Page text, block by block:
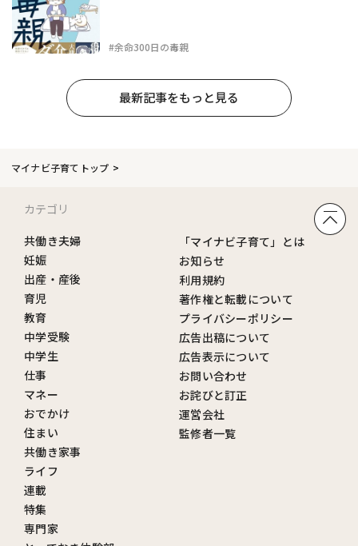
#余命300日の毒親
最新記事をもっと見る
マイナビ子育てトップ
カテゴリ
共働き夫婦
妊娠
出産・産後
育児
教育
中学受験
中学生
仕事
マネー
おでかけ
住まい
共働き家事
ライフ
連載
特集
専門家
「マイナビ子育て」とは
お知らせ
利用規約
著作権と転載について
プライバシーポリシー
広告出稿について
広告表示について
お問い合わせ
お詫びと訂正
運営会社
監修者一覧